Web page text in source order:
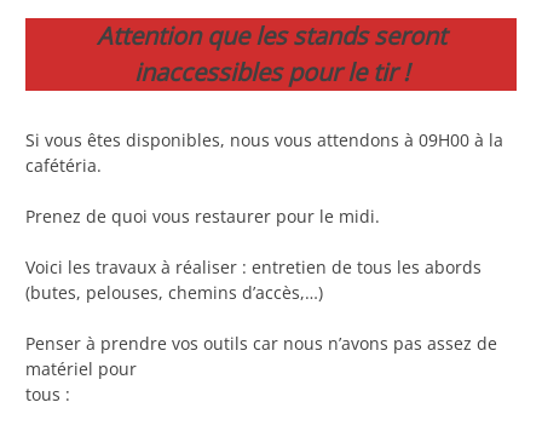
Attention que les stands seront
inaccessibles pour le tir !
Si vous êtes disponibles, nous vous attendons à 09H00 à la
cafétéria.
Prenez de quoi vous restaurer pour le midi.
Voici les travaux à réaliser : entretien de tous les abords
(butes, pelouses, chemins d’accès,…)
Penser à prendre vos outils car nous n’avons pas assez de
matériel pour
tous :